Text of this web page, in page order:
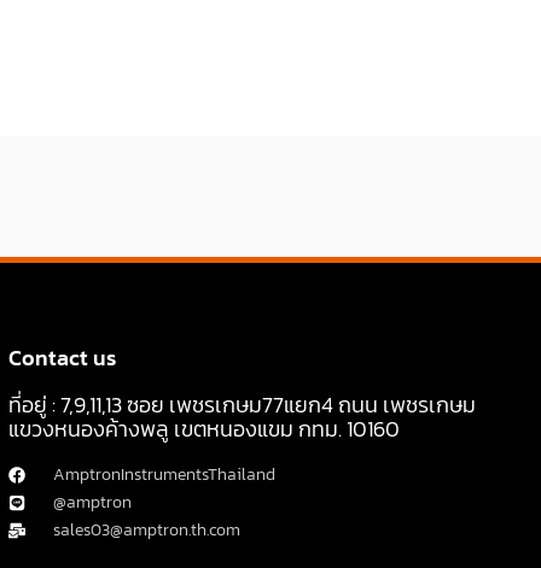
Contact us
ที่อยู่ : 7,9,11,13 ซอย เพชรเกษม77แยก4 ถนน เพชรเกษม
แขวงหนองค้างพลู เขตหนองแขม กทม. 10160
AmptronInstrumentsThailand
@amptron
sales03@amptron.th.com